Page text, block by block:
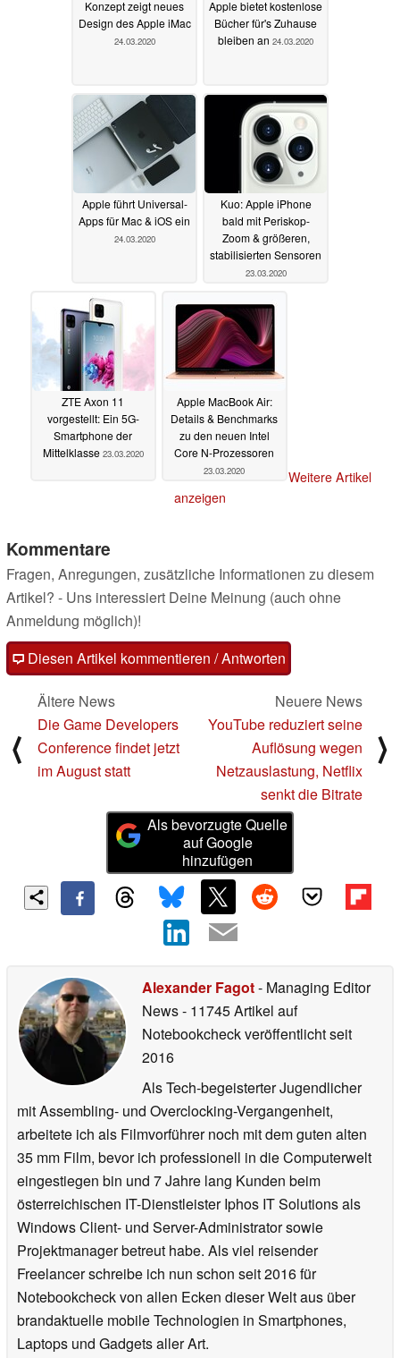
Konzept zeigt neues
Design des Apple iMac
24.03.2020
Apple bietet kostenlose
Bücher für's Zuhause
bleiben an 24.03.2020
Apple führt Universal-
Apps für Mac & iOS ein
24.03.2020
Kuo: Apple iPhone
bald mit Periskop-
Zoom & größeren,
stabilisierten Sensoren
23.03.2020
ZTE Axon 11
vorgestellt: Ein 5G-
Smartphone der
Mittelklasse 23.03.2020
Apple MacBook Air:
Details & Benchmarks
zu den neuen Intel
Core N-Prozessoren
23.03.2020
Weitere Artikel
anzeigen
Kommentare
Fragen, Anregungen, zusätzliche Informationen zu diesem
Artikel? - Uns interessiert Deine Meinung (auch ohne
Anmeldung möglich)!
Diesen Artikel kommentieren / Antworten
⟨
Ältere News
Die Game Developers
Conference findet jetzt
im August statt
Neuere News
YouTube reduziert seine
Auflösung wegen
Netzauslastung, Netflix
senkt die Bitrate
⟩
Als bevorzugte Quelle
auf Google
hinzufügen
Alexander Fagot- Managing Editor
News- 11745 Artikel auf
Notebookcheck veröffentlichtseit
2016
Als Tech-begeisterter Jugendlicher
mit Assembling- und Overclocking-Vergangenheit,
arbeitete ich als Filmvorführer noch mit dem guten alten
35 mm Film, bevor ich professionell in die Computerwelt
eingestiegen bin und 7 Jahre lang Kunden beim
österreichischen IT-Dienstleister Iphos IT Solutions als
Windows Client- und Server-Administrator sowie
Projektmanager betreut habe. Als viel reisender
Freelancer schreibe ich nun schon seit 2016 für
Notebookcheck von allen Ecken dieser Welt aus über
brandaktuelle mobile Technologien in Smartphones,
Laptops und Gadgets aller Art.